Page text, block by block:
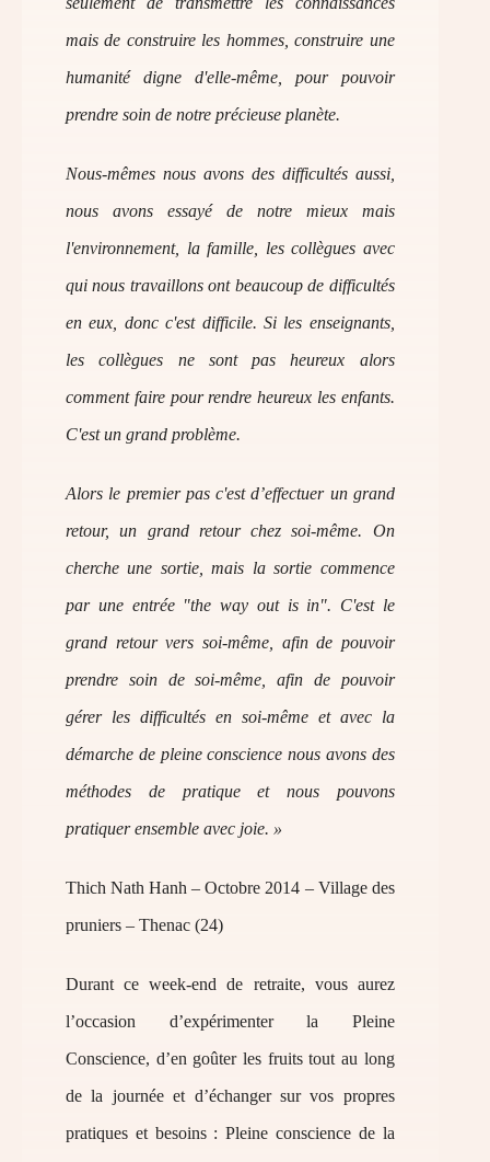
mais de construire les hommes, construire une
humanité digne d'elle-même, pour pouvoir
prendre soin de notre précieuse planète.
Nous-mêmes nous avons des difficultés aussi,
nous avons essayé de notre mieux mais
l'environnement, la famille, les collègues avec
qui nous travaillons ont beaucoup de difficultés
en eux, donc c'est difficile. Si les enseignants,
les collègues ne sont pas heureux alors
comment faire pour rendre heureux les enfants.
C'est un grand problème.
Alors le premier pas c'est d’effectuer un grand
retour, un grand retour chez soi-même. On
cherche une sortie, mais la sortie commence
par une entrée "the way out is in". C'est le
grand retour vers soi-même, afin de pouvoir
prendre soin de soi-même, afin de pouvoir
gérer les difficultés en soi-même et avec la
démarche de pleine conscience nous avons des
méthodes de pratique et nous pouvons
pratiquer ensemble avec joie. »
Thich Nath Hanh – Octobre 2014 – Village des
pruniers – Thenac (24)
Durant ce week-end de retraite, vous aurez
l’occasion d’expérimenter la Pleine
Conscience, d’en goûter les fruits tout au long
de la journée et d’échanger sur vos propres
pratiques et besoins : Pleine conscience de la